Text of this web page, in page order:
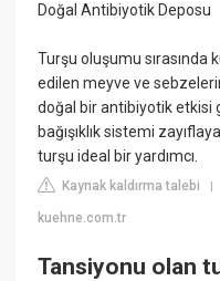
Doğal Antibiyotik Deposu
Turşu oluşumu sırasında
edilen meyve ve
doğal bir antibiyotik etkisi
bağışıklık sistemi
turşu ideal bir yardımcı.
Kaynak kaldırma talebi
kuehne.com.tr
Tansiyonu olan